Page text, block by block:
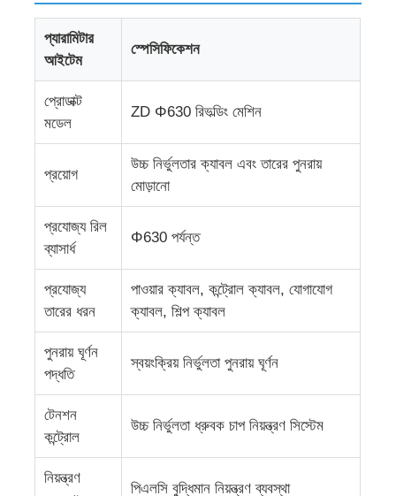
কারখানা ভ্রমণ
মান নিয়ন্ত্রণ
আমাদের সাথে যোগাযোগ করুন
খবর
সব ক্ষেত্রেই
উদ্ধৃতির জন্য আবেদন
এক্সট্রুশন উৎপাদন লাইন
ওয়্যার এক্সট্রুশন লাইন
প্যারামিটার
আইটেম
স্পেসিফিকেশন
প্রোডাক্ট
মডেল
ZD Φ630 রিভল্ডিং মেশিন
প্রয়োগ
উচ্চ নির্ভুলতার ক্যাবল এবং তারের পুনরায়
মোড়ানো
প্রযোজ্য রিল
ব্যাসার্ধ
Φ630 পর্যন্ত
প্রযোজ্য
তারের ধরন
পাওয়ার ক্যাবল, কন্ট্রোল ক্যাবল, যোগাযোগ
ক্যাবল, শিল্প ক্যাবল
পুনরায় ঘূর্ণন
পদ্ধতি
স্বয়ংক্রিয় নির্ভুলতা পুনরায় ঘূর্ণন
টেনশন
কন্ট্রোল
উচ্চ নির্ভুলতা ধ্রুবক চাপ নিয়ন্ত্রণ সিস্টেম
নিয়ন্ত্রণ
পিএলসি বুদ্ধিমান নিয়ন্ত্রণ ব্যবস্থা